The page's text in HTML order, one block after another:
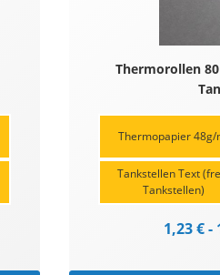
Thermorollen
Thermopapier 48g/
Tankstellen Text
Tankstellen)
1,23 €